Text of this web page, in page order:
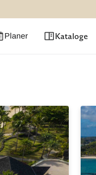
Planer Kataloge